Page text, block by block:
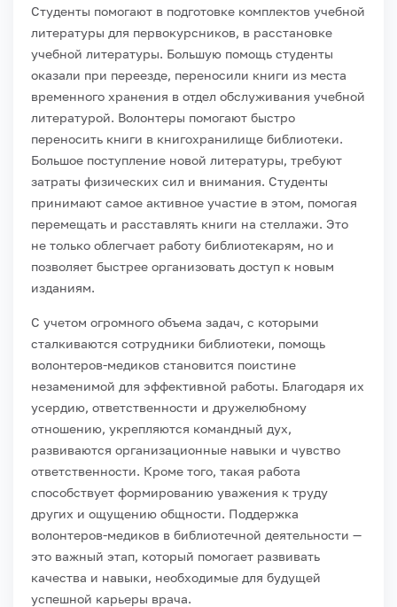
Студенты помогают в подготовке комплектов учебной
литературы для первокурсников, в расстановке
учебной литературы. Большую помощь студенты
оказали при переезде, переносили книги из места
временного хранения в отдел обслуживания учебной
литературой. Волонтеры помогают быстро
переносить книги в книгохранилище библиотеки.
Большое поступление новой литературы, требуют
затраты физических сил и внимания. Студенты
принимают самое активное участие в этом, помогая
перемещать и расставлять книги на стеллажи. Это
не только облегчает работу библиотекарям, но и
позволяет быстрее организовать доступ к новым
изданиям.
С учетом огромного объема задач, с которыми
сталкиваются сотрудники библиотеки, помощь
волонтеров-медиков становится поистине
незаменимой для эффективной работы. Благодаря их
усердию, ответственности и дружелюбному
отношению, укрепляются командный дух,
развиваются организационные навыки и чувство
ответственности. Кроме того, такая работа
способствует формированию уважения к труду
других и ощущению общности. Поддержка
волонтеров-медиков в библиотечной деятельности —
это важный этап, который помогает развивать
качества и навыки, необходимые для будущей
успешной карьеры врача.